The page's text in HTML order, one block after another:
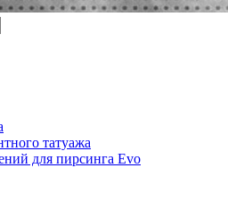
татуажа
для пирсинга Evo